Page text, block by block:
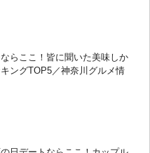
らここ！皆に聞いた美味しか
ングTOP5／神奈川グルメ情